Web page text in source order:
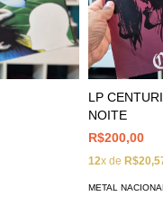
LP
NOITE
R$200,00
12x de
METAL